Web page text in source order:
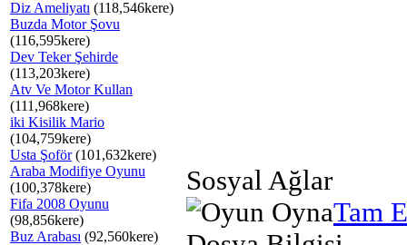
Diz Ameliyatı (118,546kere)
Buzda Motor Şovu
(116,595kere)
Dev Teker Şehirde
(113,203kere)
Atv Ve Motor Kullan
(111,968kere)
iki Kisilik Mario
(104,759kere)
Usta Şoför(101,632kere)
Araba Modifiye Oyunu
(100,378kere)
Fifa 2008 Oyunu
(98,856kere)
Buz Arabası (92,560kere)
Sosyal Ağlar
Tam